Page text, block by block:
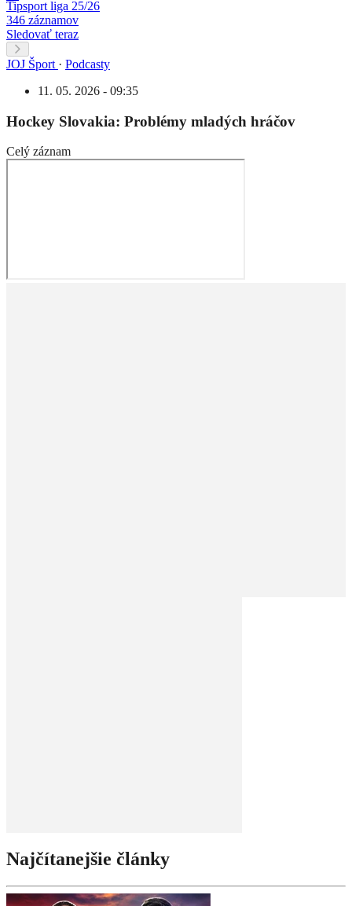
Tipsport liga 25/26
346 záznamov
Sledovať teraz
JOJ Šport · Podcasty
11. 05. 2026 - 09:35
Hockey Slovakia: Problémy mladých hráčov
Celý záznam
Najčítanejšie články